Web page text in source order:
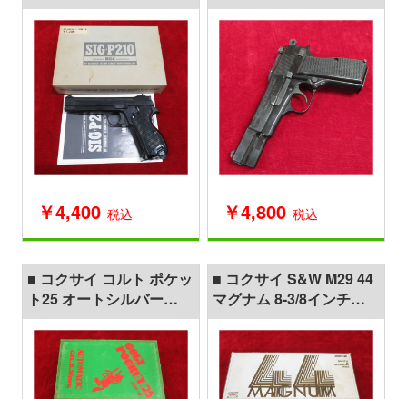
￥4,400 税込 ￥4,800 税込
■ コクサイ コルト ポケッ
ト25 オートシルバー
ABS モデルガン
■ コクサイ S&W M29 44
マグナム 8-3/8インチ
ABSモデルガン